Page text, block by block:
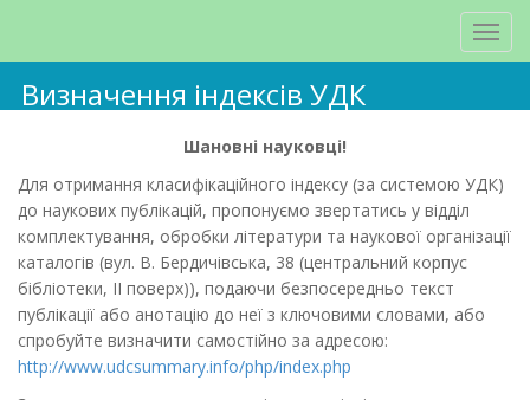
Визначення індексів УДК
Шановні науковці!
Для отримання класифікаційного індексу (за системою УДК)
до наукових публікацій, пропонуємо звертатись у відділ
комплектування, обробки літератури та наукової організації
каталогів (вул. В. Бердичівська, 38 (центральний корпус
бібліотеки, II поверх)), подаючи безпосередньо текст
публікації або анотацію до неї з ключовими словами, або
спробуйте визначити самостійно за адресою:
http://www.udcsummary.info/php/index.php